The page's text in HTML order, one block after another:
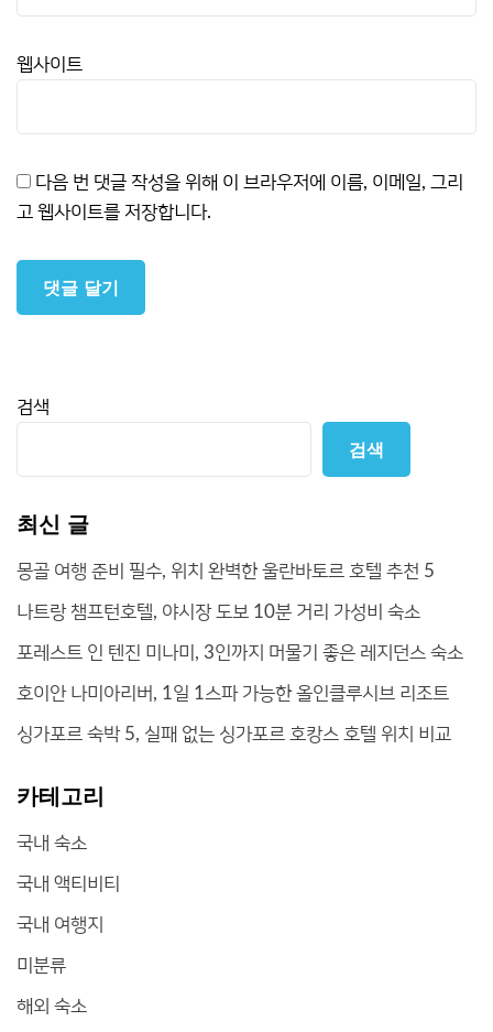
웹사이트
다음 번 댓글 작성을 위해 이 브라우저에 이름, 이메일, 그리
고 웹사이트를 저장합니다.
검색
검색
최신 글
몽골 여행 준비 필수, 위치 완벽한 울란바토르 호텔 추천 5
나트랑 챔프턴호텔, 야시장 도보 10분 거리 가성비 숙소
포레스트 인 텐진 미나미, 3인까지 머물기 좋은 레지던스 숙소
호이안 나미아리버, 1일 1스파 가능한 올인클루시브 리조트
싱가포르 숙박 5, 실패 없는 싱가포르 호캉스 호텔 위치 비교
카테고리
국내 숙소
국내 액티비티
국내 여행지
미분류
해외 숙소